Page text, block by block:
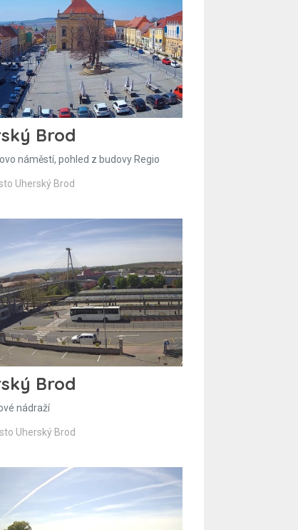
Brod
náměstí, pohled z budovy Regio
Uherský Brod
Brod
nádraží
Uherský Brod